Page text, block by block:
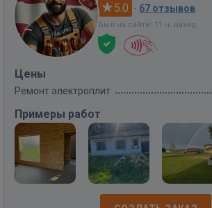
5.0 · 67 отзывов
Был на сайте: 11 ч. назад
Цены
Ремонт электроплит
Примеры работ